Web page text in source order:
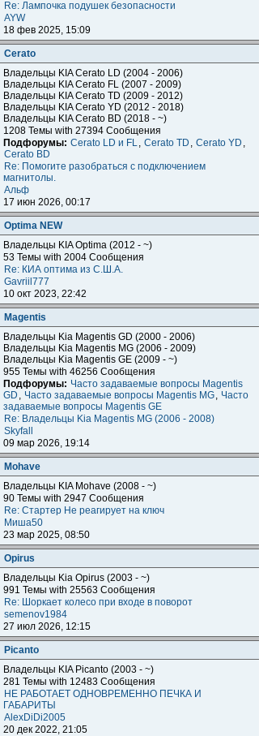
Re: Лампочка подушек безопасности
AYW
18 фев 2025, 15:09
Cerato
Владельцы KIA Cerato LD (2004 - 2006)
Владельцы KIA Cerato FL (2007 - 2009)
Владельцы KIA Cerato TD (2009 - 2012)
Владельцы KIA Cerato YD (2012 - 2018)
Владельцы KIA Cerato BD (2018 - ~)
1208 Темы with 27394 Сообщения
Подфорумы: Cerato LD и FL, Cerato TD , Cerato YD ,
Cerato BD
Re: Помогите разобраться с подключением
магнитолы.
Альф
17 июн 2026, 00:17
Optima NEW
Владельцы KIA Optima (2012 - ~)
53 Темы with 2004 Сообщения
Re: КИА оптима из С.Ш.А.
Gavriil777
10 окт 2023, 22:42
Magentis
Владельцы Kia Magentis GD (2000 - 2006)
Владельцы Kia Magentis MG (2006 - 2009)
Владельцы Kia Magentis GE (2009 - ~)
955 Темы with 46256 Сообщения
Подфорумы: Часто задаваемые вопросы Magentis
GD , Часто задаваемые вопросы Magentis MG, Часто
задаваемые вопросы Magentis GE
Re: Владельцы Kia Magentis MG (2006 - 2008)
Skyfall
09 мар 2026, 19:14
Mohave
Владельцы KIA Mohave (2008 - ~)
90 Темы with 2947 Сообщения
Re: Стартер Не реагирует на ключ
Миша50
23 мар 2025, 08:50
Opirus
Владельцы Kia Opirus (2003 - ~)
991 Темы with 25563 Сообщения
Re: Шоркает колесо при входе в поворот
semenov1984
27 июл 2026, 12:15
Piсanto
Владельцы KIA Piсanto (2003 - ~)
281 Темы with 12483 Сообщения
НЕ РАБОТАЕТ ОДНОВРЕМЕННО ПЕЧКА И
ГАБАРИТЫ
AlexDiDi2005
20 дек 2022, 21:05